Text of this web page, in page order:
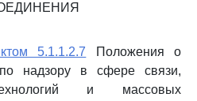
5.1.1.2.7 Положения о
надзору в сфере связи,
и массовых